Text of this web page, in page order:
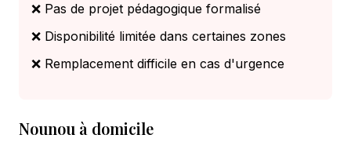
❌ Pas de projet pédagogique formalisé
❌ Disponibilité limitée dans certaines zones
❌ Remplacement difficile en cas d'urgence
Nounou à domicile